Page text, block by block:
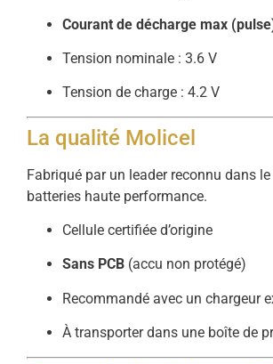
Courant de décharge max
Tension nominale : 3.6 V
Tension de charge : 4.2 V
La qualité Molicel
Fabriqué par un leader reconnu dans
batteries haute performance.
Cellule certifiée d’origine
Sans PCB (accu non protégé)
Recommandé avec un chargeur
À transporter dans une boîte de